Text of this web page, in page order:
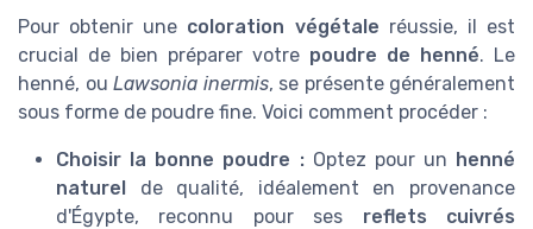
Pour obtenir une coloration végétale réussie, il est
crucial de bien préparer votre poudre de henné. Le
henné, ou Lawsonia inermis, se présente généralement
sous forme de poudre fine. Voici comment procéder :
Choisir la bonne poudre :Optez pour un henné
naturel de qualité, idéalement en provenance
d'Égypte, reconnu pour ses reflets cuivrés